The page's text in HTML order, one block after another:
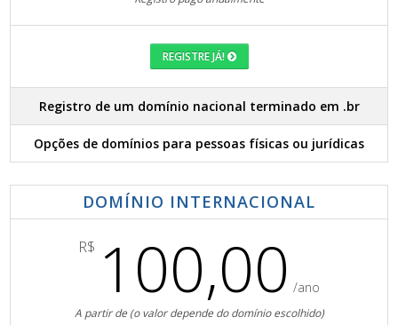
REGISTRE JÁ!
Registro de um domínio nacional terminado em .br
Opções de domínios para pessoas físicas ou jurídicas
DOMÍNIO INTERNACIONAL
R$ 100,00 /ano
A partir de (o valor depende do domínio escolhido)